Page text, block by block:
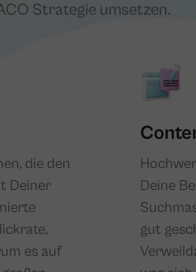
Strategie umsetzen.
die den
Deiner
es auf
Deine
gut